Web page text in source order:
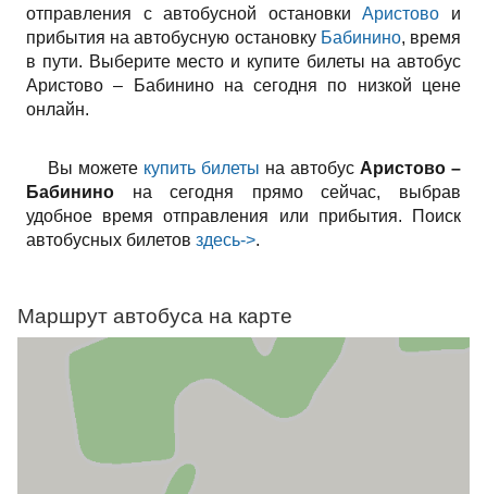
отправления с автобусной остановкиАристово и
прибытия на автобусную остановку Бабинино, время
в пути. Выберите место и купите билеты на автобус
Аристово – Бабинино на сегодня по низкой цене
онлайн.
Вы можете купить билеты на автобус Аристово –
Бабинино на сегодня прямо сейчас, выбрав
удобное время отправления или прибытия. Поиск
автобусных билетов здесь->.
Маршрут автобуса на карте